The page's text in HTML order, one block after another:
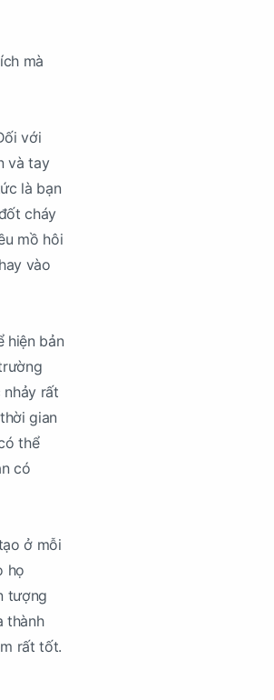
mà
với
và tay
là bạn
cháy
mồ hôi
vào
hiện bản
nhảy rất
gian
thể
có
ở mỗi
họ
tượng
thành
rất tốt.